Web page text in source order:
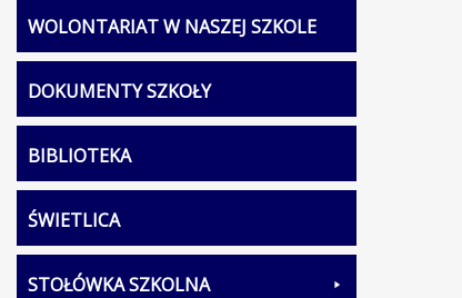
WOLONTARIAT W NASZEJ SZKOLE
DOKUMENTY SZKOŁY
BIBLIOTEKA
ŚWIETLICA
STOŁÓWKA SZKOLNA